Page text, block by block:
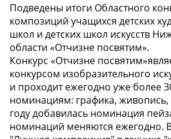
Подведены итоги Областного
композиций учащихся детских
школ и детских школ искусств
области «Отчизне посвятим».
Конкурс «Отчизне
конкурсом изобразительного
и проходит ежегодно уже более
номинациям: графика, живопись,
году добавилась номинация
номинаций меняются ежегодно.